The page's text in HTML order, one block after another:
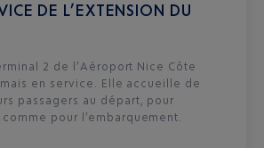
DE L’EXTENSION DU
2 de l’Aéroport Nice Côte
en service. Elle accueille de
passagers au départ, pour
pour l’embarquement.